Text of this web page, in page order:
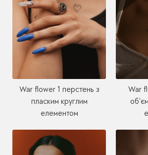
War flower 1 перстень з
пласким круглим
елементом
War